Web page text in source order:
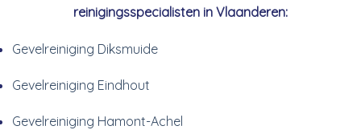
reinigingsspecialisten in Vlaanderen:
Gevelreiniging Diksmuide
Gevelreiniging Eindhout
Gevelreiniging Hamont-Achel